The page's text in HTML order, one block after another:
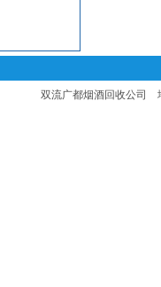
双流广都烟酒回收公司